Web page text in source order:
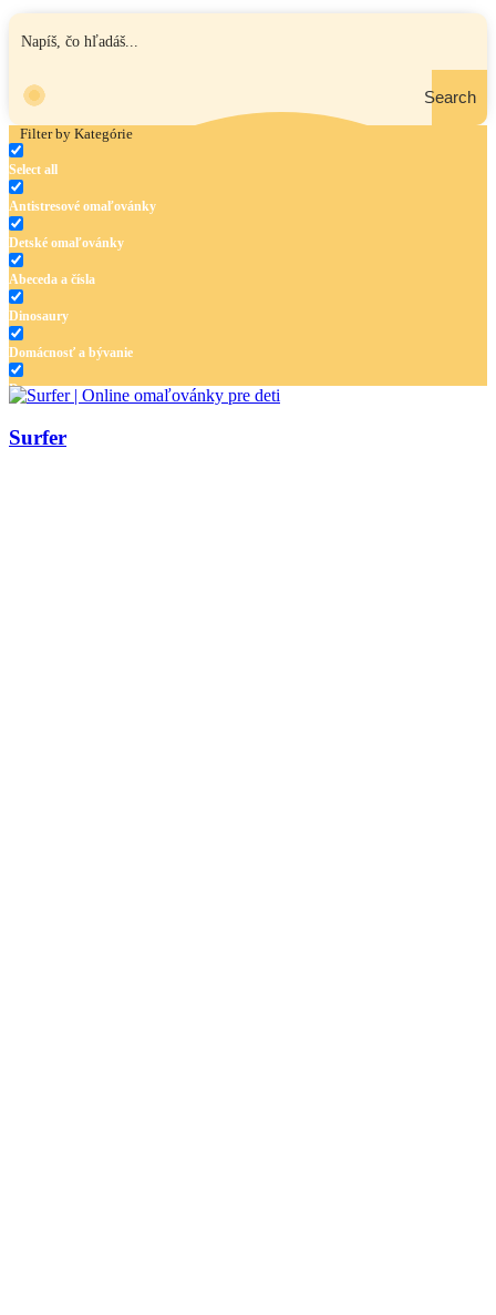
Search
Filter by Kategórie
Select all
Antistresové omaľovánky
Detské omaľovánky
Abeceda a čísla
Dinosaury
Domácnosť a bývanie
Doprava
Surfer